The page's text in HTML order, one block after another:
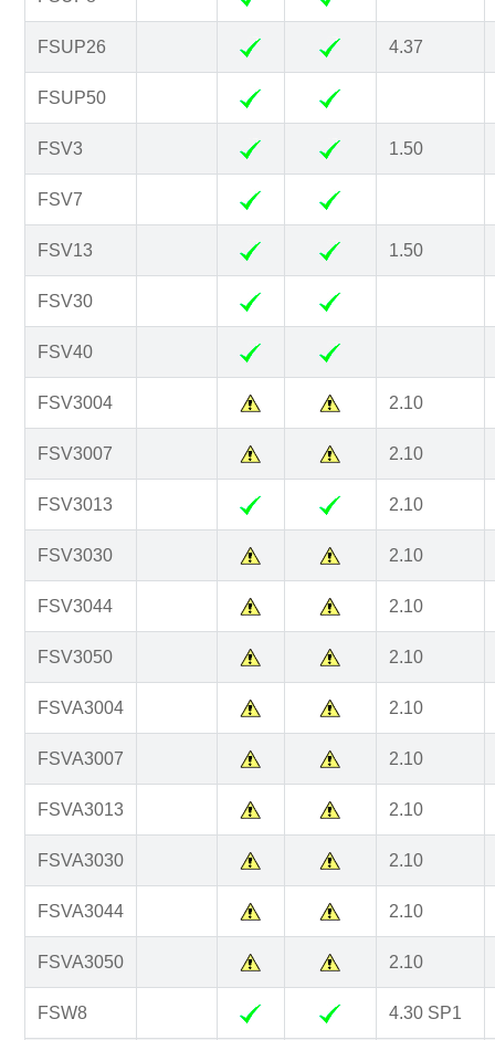
FSUP26 4.37
FSUP50
FSV3 1.50
FSV7
FSV13 1.50
FSV30
FSV40
FSV3004 2.10
FSV3007 2.10
FSV3013 2.10
FSV3030 2.10
FSV3044 2.10
FSV3050 2.10
FSVA3004 2.10
FSVA3007 2.10
FSVA3013 2.10
FSVA3030 2.10
FSVA3044 2.10
FSVA3050 2.10
FSW8 4.30 SP1